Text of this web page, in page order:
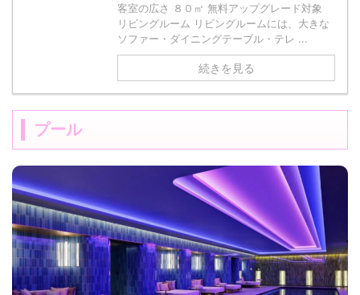
客室の広さ ８０㎡ 無料アップグレード対象
リビングルーム リビングルームには、大きな
ソファー・ダイニングテーブル・テレ ...
続きを見る
プール